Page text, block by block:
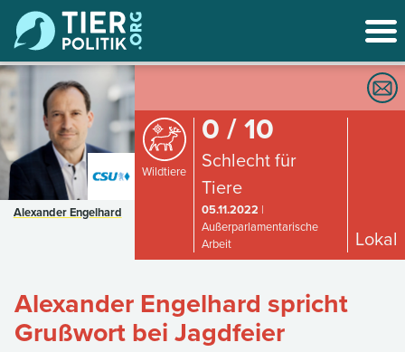
Alexander Engelhard
Wildtiere
0 / 10
Schlecht für
Tiere
05.11.2022 |
Außerparlamentarische
Arbeit
Lokal
Alexander Engelhard spricht
Grußwort bei Jagdfeier